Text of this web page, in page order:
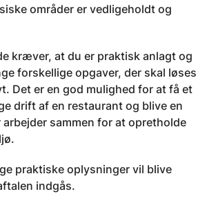
områder er vedligeholdt og
kræver, at du er praktisk anlagt og
forskellige opgaver, der skal løses
Det er en god mulighed for at få et
drift af en restaurant og blive en
arbejder sammen for at opretholde
praktiske oplysninger vil blive
indgås.